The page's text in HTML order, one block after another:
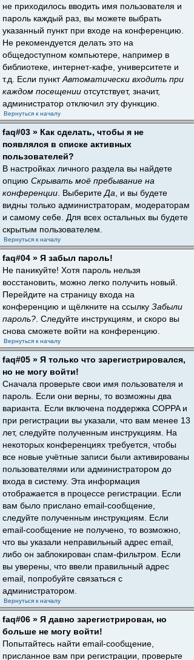
не приходилось вводить имя пользователя и
пароль каждый раз, вы можете выбрать
указанный пункт при входе на конференцию.
Не рекомендуется делать это на
общедоступном компьютере, например в
библиотеке, интернет-кафе, университете и
т.д. Если пунктАвтоматически входить при
каждом посещении отсутствует, значит,
администратор отключил эту функцию.
Вернуться к началу
faq#03 » Как сделать, чтобы я не
появлялся в списке активных
пользователей?
В настройках личного раздела вы найдете
опцию Скрывать моё пребывание на
конференции . Выберите Да , и вы будете
видны только администраторам, модераторам
и самому себе. Для всех остальных вы будете
скрытым пользователем.
Вернуться к началу
faq#04 » Я забыл пароль!
Не паникуйте! Хотя пароль нельзя
восстановить, можно легко получить новый.
Перейдите на страницу входа на
конференцию и щёлкните на ссылку Забыли
пароль? . Следуйте инструкциям, и скоро вы
снова сможете войти на конференцию.
Вернуться к началу
faq#05 » Я только что зарегистрировался,
но не могу войти!
Сначала проверьте свои имя пользователя и
пароль. Если они верны, то возможны два
варианта. Если включена поддержка COPPA и
при регистрации вы указали, что вам менее 13
лет, следуйте полученным инструкциям. На
некоторых конференциях требуется, чтобы
все новые учётные записи были активированы
пользователями или администратором до
входа в систему. Эта информация
отображается в процессе регистрации. Если
вам было прислано email-сообщение,
следуйте полученным инструкциям. Если
email-сообщение не получено, то возможно,
что вы указали неправильный адрес email,
либо он заблокирован спам-фильтром. Если
вы уверены, что ввели правильный адрес
email, попробуйте связаться с
администратором.
Вернуться к началу
faq#06 » Я давно зарегистрирован, но
больше не могу войти!
Попытайтесь найти email-сообщение,
присланное вам при регистрации, проверьте